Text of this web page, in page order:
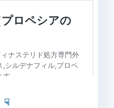
☟